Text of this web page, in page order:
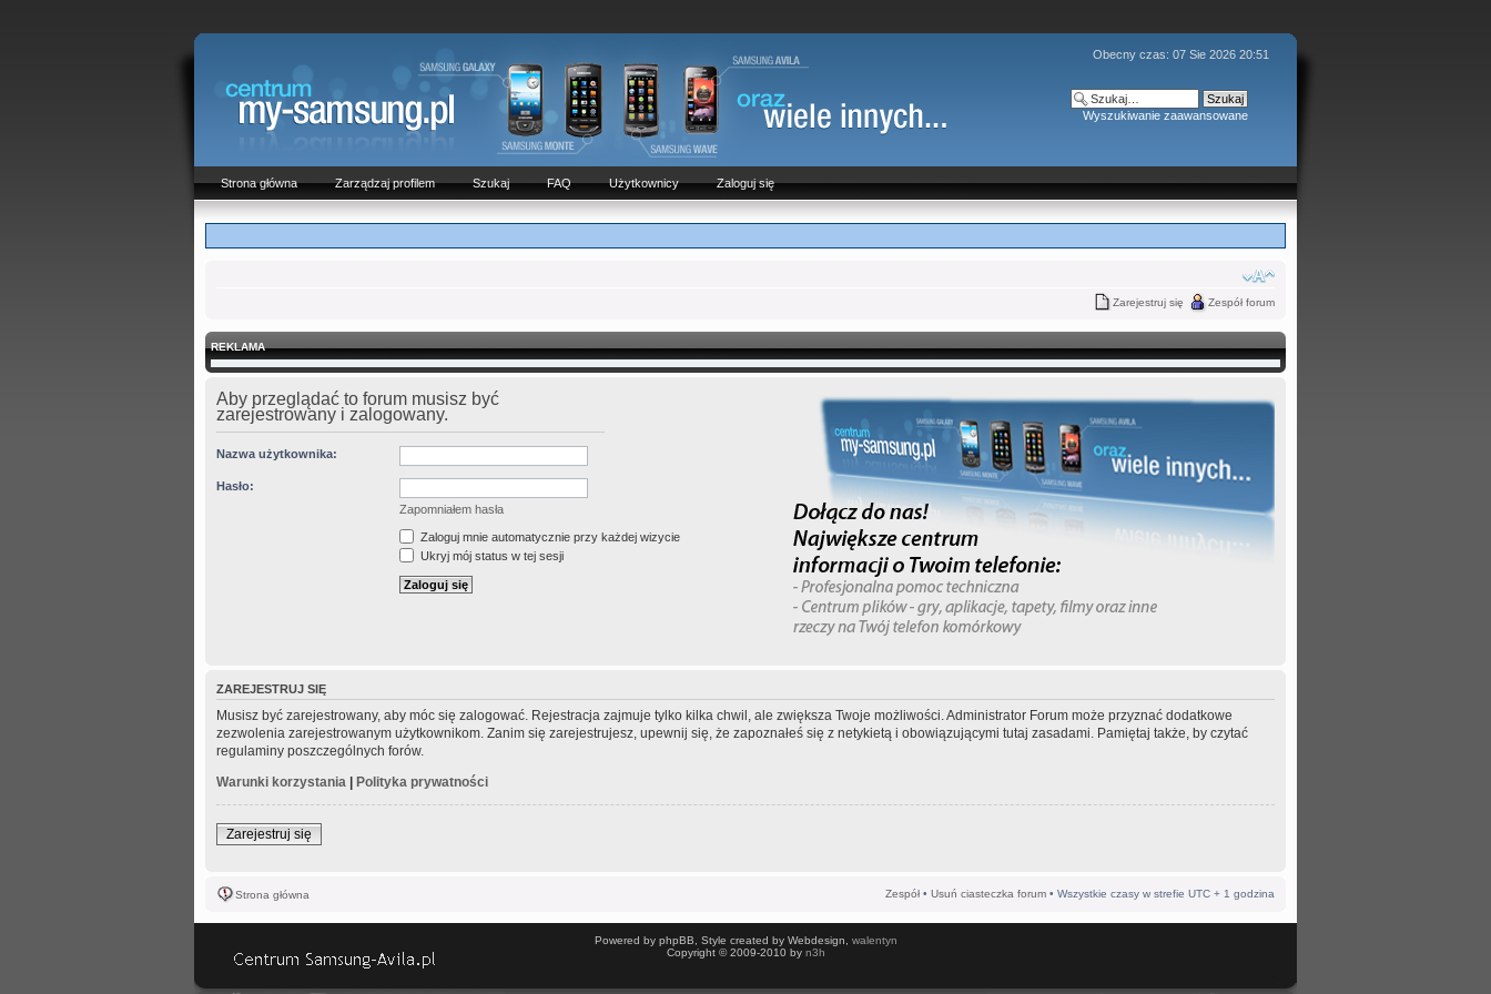
Obecny czas: 07 Sie 2026 20:51
Wyszukiwanie zaawansowane
Strona główna Zarządzaj profilem Szukaj FAQ Użytkownicy Zaloguj się
Zarejestruj się Zespół forum
REKLAMA
Aby przeglądać to forum musisz być
zarejestrowany i zalogowany.
Nazwa użytkownika:
Hasło:
Zapomniałem hasła
Zaloguj mnie automatycznie przy każdej wizycie
Ukryj mój status w tej sesji
ZAREJESTRUJ SIĘ
Musisz być zarejestrowany, aby móc się zalogować. Rejestracja zajmuje tylko kilka chwil, ale zwiększa Twoje możliwości. Administrator Forum może przyznać dodatkowe
zezwolenia zarejestrowanym użytkownikom. Zanim się zarejestrujesz, upewnij się, że zapoznałeś się z netykietą i obowiązującymi tutaj zasadami. Pamiętaj także, by czytać
regulaminy poszczególnych forów.
Warunki korzystania | Polityka prywatności
Zarejestruj się
Strona główna Zespół • Usuń ciasteczka forum • Wszystkie czasy w strefie UTC + 1 godzina
Powered by phpBB, Style created by Webdesign, walentyn
Copyright © 2009-2010 by n3h